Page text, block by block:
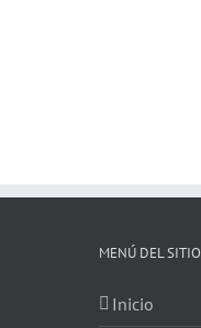
MENÚ DEL SITIO
Inicio